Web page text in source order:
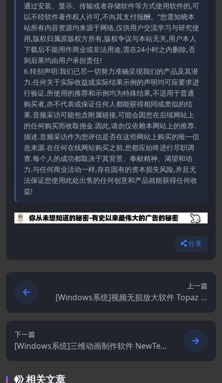
通过安装、显示、传输或者存储软件等方式使用软件的,可
以不经软件著作权人许可,不向其支付报酬。”您需知晓本
站所有内容资源均来源于网络,仅供用户交流学习与研究使
用,版权归属原版权方所有,版权争议与本站无关,用户本人
下载后不能用作商业或非法用途,需在24小时之内删除,否
则后果均由用户承担责任!
6.特别声明:我们已尽一切努力准确呈现我们的产品及其潜
力.任何关于实际收益或实际结果示例的声明均可应要求进
行验证.所使用的推荐和示例均为特殊结果,不适用于普通
购买者,亦不代表或保证任何人都能获得相同或类似的结
果.音频采访可能包含附属链接,可能会因您在后续网站上
的任何购买而收取佣金.因此,请勿仅依赖本网站上的推荐.
描述.音频采访作为您评估是否在这些网站上购买的唯一信
息来源.在任何在线网站购买之前,您都应始终进行尽职调
查.每个人的成功都取决于其背景、奉献精神、渴望和动
力.与任何商业活动一样,存在固有的资本损失风险,并且无
法保证您使用此处出售的任何创意和产品就能获得任何收
益!
分享
上一篇
[Windows系统]视频无损放大软件 Topaz Vi
下一篇
[Windows系统]三维动画制作软件 NewTek
相关文章